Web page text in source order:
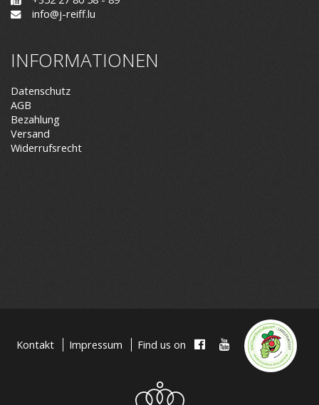
info@j-reiff.lu
INFORMATIONEN
Datenschutz
AGB
Bezahlung
Versand
Widerrufsrecht
Kontakt Impressum Find us on